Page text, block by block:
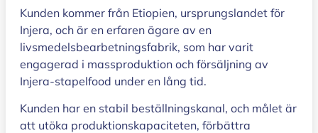
Kunden kommer från Etiopien, ursprungslandet för
Injera, och är en erfaren ägare av en
livsmedelsbearbetningsfabrik, som har varit
engagerad i massproduktion och försäljning av
Injera-stapelfood under en lång tid.
Kunden har en stabil beställningskanal, och målet är
att utöka produktionskapaciteten, förbättra